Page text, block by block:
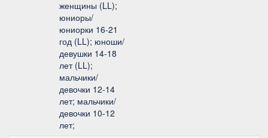
женщины (LL);
юниоры/
юниорки 16-21
год (LL); юноши/
девушки 14-18
лет (LL);
мальчики/
девочки 12-14
лет; мальчики/
девочки 10-12
лет;